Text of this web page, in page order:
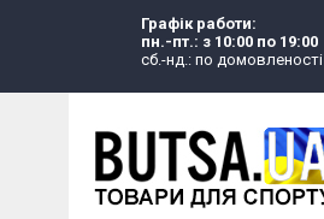
Графік работи:
пн.-пт.: з 10:00 по 19:00
сб.-нд.: по домовленості